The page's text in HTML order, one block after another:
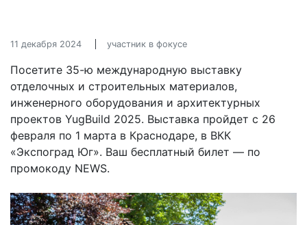
11 декабря 2024 участник в фокусе
Посетите 35-ю международную выставку
отделочных и строительных материалов,
инженерного оборудования и архитектурных
проектов YugBuild 2025. Выставка пройдет с 26
февраля по 1 марта в Краснодаре, в ВКК
«Экспоград Юг». Ваш бесплатный билет — по
промокоду NEWS.